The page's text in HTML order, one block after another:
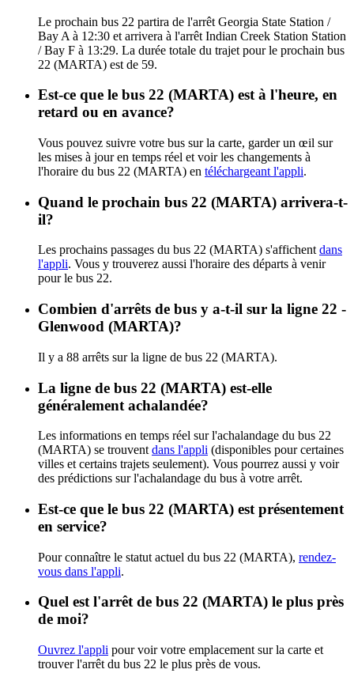
Le prochain bus 22 partira de l'arrêt Georgia State Station /
Bay A à 12:30 et arrivera à l'arrêt Indian Creek Station Station
/ Bay F à 13:29. La durée totale du trajet pour le prochain bus
22 (MARTA) est de 59.
Est-ce que le bus 22 (MARTA) est à l'heure, en
retard ou en avance?
Vous pouvez suivre votre bus sur la carte, garder un œil sur
les mises à jour en temps réel et voir les changements à
l'horaire du bus 22 (MARTA) en téléchargeant l'appli.
Quand le prochain bus 22 (MARTA) arrivera-t-
il?
Les prochains passages du bus 22 (MARTA) s'affichent dans
l'appli. Vous y trouverez aussi l'horaire des départs à venir
pour le bus 22.
Combien d'arrêts de bus y a-t-il sur la ligne 22 -
Glenwood (MARTA)?
Il y a 88 arrêts sur la ligne de bus 22 (MARTA).
La ligne de bus 22 (MARTA) est-elle
généralement achalandée?
Les informations en temps réel sur l'achalandage du bus 22
(MARTA) se trouvent dans l'appli (disponibles pour certaines
villes et certains trajets seulement). Vous pourrez aussi y voir
des prédictions sur l'achalandage du bus à votre arrêt.
Est-ce que le bus 22 (MARTA) est présentement
en service?
Pour connaître le statut actuel du bus 22 (MARTA), rendez-
vous dans l'appli.
Quel est l'arrêt de bus 22 (MARTA) le plus près
de moi?
Ouvrez l'appli pour voir votre emplacement sur la carte et
trouver l'arrêt du bus 22 le plus près de vous.